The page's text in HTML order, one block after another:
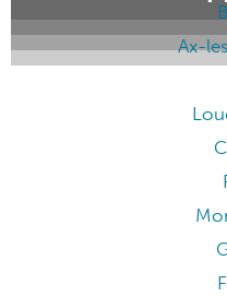
Ax-